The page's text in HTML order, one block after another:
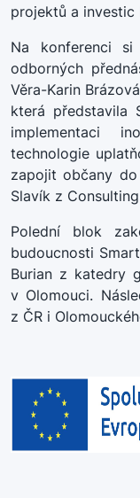
projektů a investic
Na konferenci si
odborných
Věra-Karin
která
implementaci
technologie
zapojit občany
Slavík z
Polední blok
budoucnosti
Burian z katedry
v Olomouci.
z ČR i